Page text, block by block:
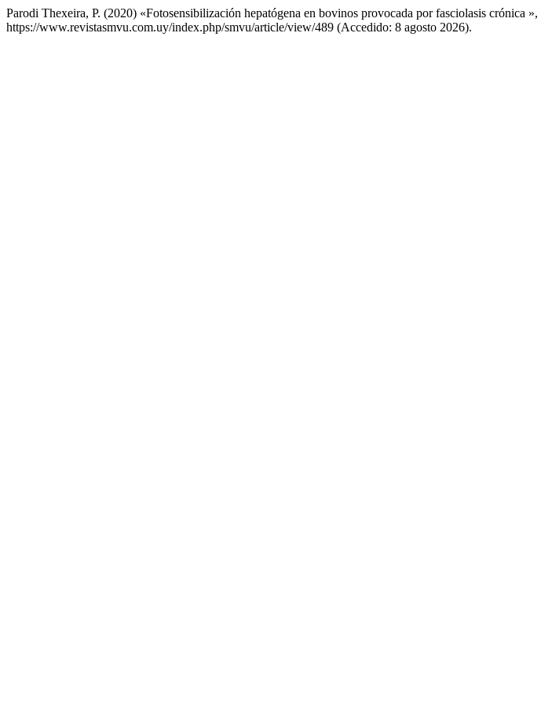
Parodi Thexeira, P. (2020) «Fotosensibilización hepatógena en bovinos provocada por fasciolasis crónica »,
https://www.revistasmvu.com.uy/index.php/smvu/article/view/489 (Accedido: 8 agosto 2026).